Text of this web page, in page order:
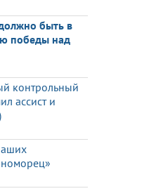
быть в
победы над
контрольный
ассист и